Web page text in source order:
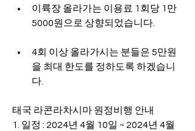
이륙장 올라가는 이용료 1회당 1만
5000원으로 상향되었습니다.
4회 이상 올라가시는 분들은 5만원
을 최대 한도를 정하도록 하겠습니
다.
태국 라콘라차시마 원정비행 안내
1. 일정 : 2024년 4월 10일 ~ 2024년 4월